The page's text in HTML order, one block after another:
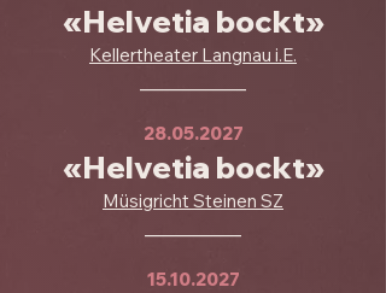
«Helvetia bockt»
Kellertheater Langnau i.E.
28.05.2027
«Helvetia bockt»
Müsigricht Steinen SZ
15.10.2027